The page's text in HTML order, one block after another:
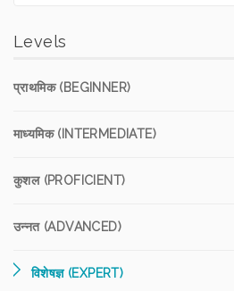
Levels
प्राथमिक (BEGINNER)
माध्यमिक (INTERMEDIATE)
कुशल (PROFICIENT)
उन्नत (ADVANCED)
विशेषज्ञ (EXPERT)